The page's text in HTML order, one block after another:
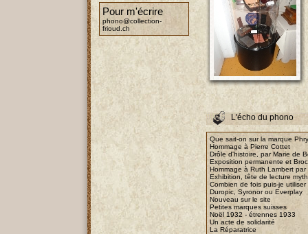
Pour m'écrire
phono@collection-
frioud.ch
L'écho du phono
Que sait-on sur la marque
Hommage à Pierre Cottet
Drôle d'histoire, par Marie de
Exposition permanente et
Hommage à Ruth Lambert
Exhibition, tête de lecture
Combien de fois puis-je
Duropic, Syronor ou Everplay
Nouveau sur le site
Petites marques suisses
Noël 1932 - étrennes 1933
Un acte de solidarité
La Réparatrice